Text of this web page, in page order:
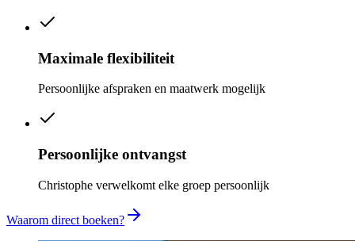
Maximale flexibiliteit
Persoonlijke afspraken en maatwerk mogelijk
Persoonlijke ontvangst
Christophe verwelkomt elke groep persoonlijk
Waarom direct boeken?